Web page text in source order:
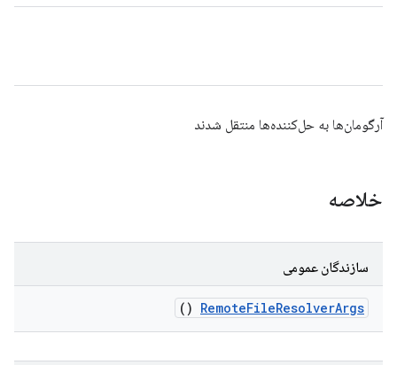
آرگومان‌ها به حل‌کننده‌ها منتقل شدند
خلاصه
سازندگان عمومی
RemoteFileResolverArgs
()